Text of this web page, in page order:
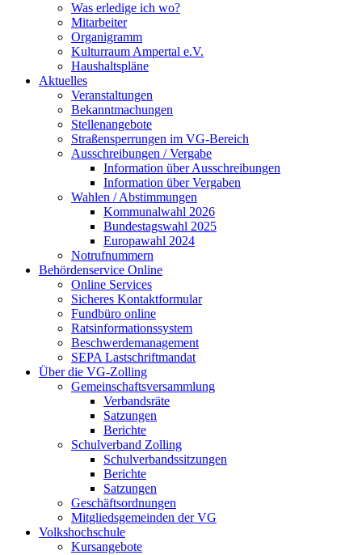
Was erledige ich wo?
Mitarbeiter
Organigramm
Kulturraum Ampertal e.V.
Haushaltspläne
Aktuelles
Veranstaltungen
Bekanntmachungen
Stellenangebote
Straßensperrungen im VG-Bereich
Ausschreibungen / Vergabe
Information über Ausschreibungen
Information über Vergaben
Wahlen / Abstimmungen
Kommunalwahl 2026
Bundestagswahl 2025
Europawahl 2024
Notrufnummern
Behördenservice Online
Online Services
Sicheres Kontaktformular
Fundbüro online
Ratsinformationssystem
Beschwerdemanagement
SEPA Lastschriftmandat
Über die VG-Zolling
Gemeinschaftsversammlung
Verbandsräte
Satzungen
Berichte
Schulverband Zolling
Schulverbandssitzungen
Berichte
Satzungen
Geschäftsordnungen
Mitgliedsgemeinden der VG
Volkshochschule
Kursangebote